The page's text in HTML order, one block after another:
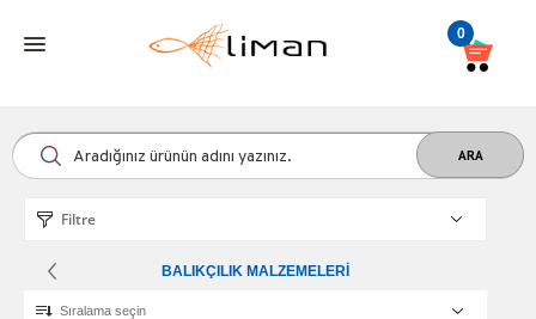
0
Filtre
BALIKÇILIK MALZEMELERI
Sıralama seçin